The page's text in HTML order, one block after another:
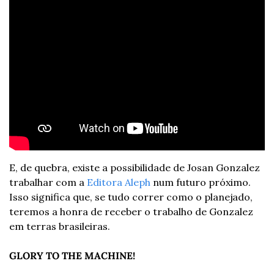
E, de quebra, existe a possibilidade de Josan Gonzalez
trabalhar com a Editora Aleph num futuro próximo.
Isso significa que, se tudo correr como o planejado,
teremos a honra de receber o trabalho de Gonzalez
em terras brasileiras.
GLORY TO THE MACHINE!